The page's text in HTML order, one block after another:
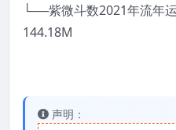
└──紫微斗数2021年流年
144.18M
声明：